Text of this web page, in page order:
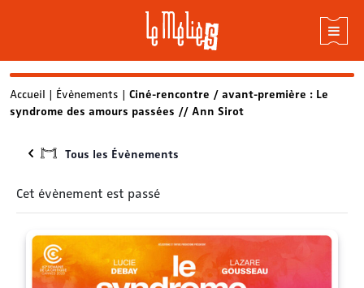
Skip
to
Accueil | Évènements | Ciné-rencontre / avant-première : Le
syndrome des amours passées // Ann Sirot
Tous les Évènements
Cet évènement est passé